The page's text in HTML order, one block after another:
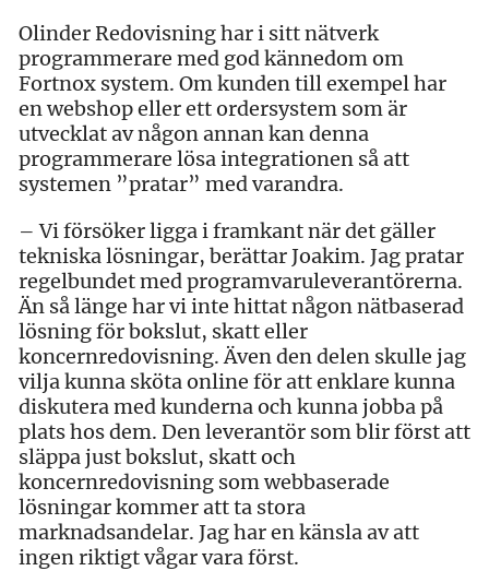
Olinder Redovisning har i sitt nätverk
programmerare med god kännedom om
Fortnox system. Om kunden till exempel har
en webshop eller ett ordersystem som är
utvecklat av någon annan kan denna
programmerare lösa integrationen så att
systemen ”pratar” med varandra.
– Vi försöker ligga i framkant när det gäller
tekniska lösningar, berättar Joakim. Jag pratar
regelbundet med programvaruleverantörerna.
Än så länge har vi inte hittat någon nätbaserad
lösning för bokslut, skatt eller
koncernredovisning. Även den delen skulle jag
vilja kunna sköta online för att enklare kunna
diskutera med kunderna och kunna jobba på
plats hos dem. Den leverantör som blir först att
släppa just bokslut, skatt och
koncernredovisning som webbaserade
lösningar kommer att ta stora
marknadsandelar. Jag har en känsla av att
ingen riktigt vågar vara först.